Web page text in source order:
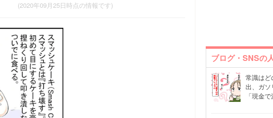
(2020年09月25日時点の情報です)
ブログ・SNSの
常識はど
出、ガソ
「現金